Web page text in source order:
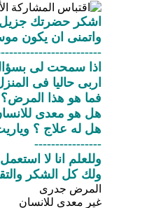
المشاركة
اشكر حضرتك جزيل
واتمنى ان يكون
اذا سمحت لى
اربى حاليا فى
فما هو هذا المرض؟
هل هو معدى
هل له علاج ؟
----------------
وللعلم انا لا
ولك كل الشكر
المرض جدرى
غير معدى للانسان